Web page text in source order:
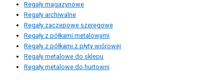
Regały magazynowe
Regały archiwalne
Regały zaczepowe szeregowe
Regały z półkami metalowymi
Regały z półkami z płyty wiórowej
Regały metalowe do sklepu
Regały metalowe do hurtowni